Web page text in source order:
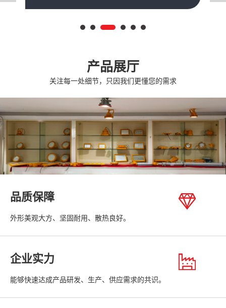
产品展厅
关注每一处细节，只因我们更懂您的需求
品质保障
外形美观大方、坚固耐用、散热良好。
企业实力
能够快速达成产品研发、生产、供应需求的共识。